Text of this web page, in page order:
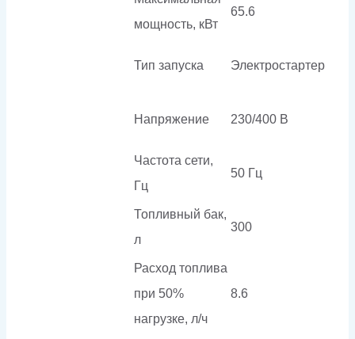
мощность, кВт
65.6
Тип запуска Электростартер
Напряжение 230/400 В
Частота сети,
Гц
50 Гц
Топливный бак,
л
300
Расход топлива
при 50%
нагрузке, л/ч
8.6